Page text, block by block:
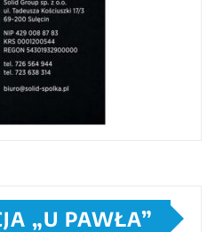
„U PAWŁA”